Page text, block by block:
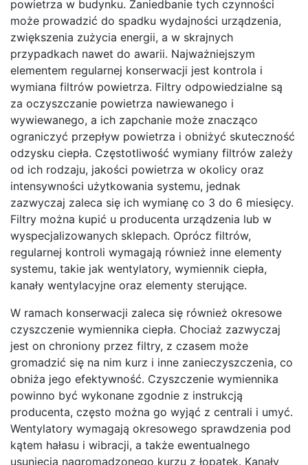
powietrza w budynku. Zaniedbanie tych czynności
może prowadzić do spadku wydajności urządzenia,
zwiększenia zużycia energii, a w skrajnych
przypadkach nawet do awarii. Najważniejszym
elementem regularnej konserwacji jest kontrola i
wymiana filtrów powietrza. Filtry odpowiedzialne są
za oczyszczanie powietrza nawiewanego i
wywiewanego, a ich zapchanie może znacząco
ograniczyć przepływ powietrza i obniżyć skuteczność
odzysku ciepła. Częstotliwość wymiany filtrów zależy
od ich rodzaju, jakości powietrza w okolicy oraz
intensywności użytkowania systemu, jednak
zazwyczaj zaleca się ich wymianę co 3 do 6 miesięcy.
Filtry można kupić u producenta urządzenia lub w
wyspecjalizowanych sklepach. Oprócz filtrów,
regularnej kontroli wymagają również inne elementy
systemu, takie jak wentylatory, wymiennik ciepła,
kanały wentylacyjne oraz elementy sterujące.
W ramach konserwacji zaleca się również okresowe
czyszczenie wymiennika ciepła. Chociaż zazwyczaj
jest on chroniony przez filtry, z czasem może
gromadzić się na nim kurz i inne zanieczyszczenia, co
obniża jego efektywność. Czyszczenie wymiennika
powinno być wykonane zgodnie z instrukcją
producenta, często można go wyjąć z centrali i umyć.
Wentylatory wymagają okresowego sprawdzenia pod
kątem hałasu i wibracji, a także ewentualnego
usunięcia nagromadzonego kurzu z łopatek. Kanały